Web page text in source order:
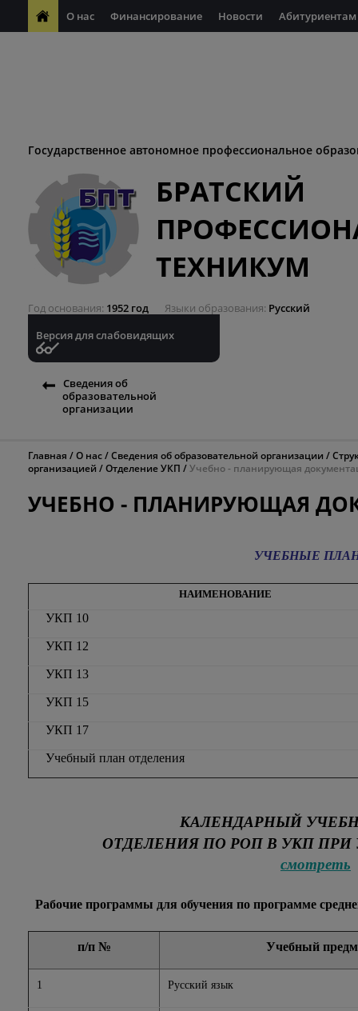
О нас Финансирование Новости Абитуриентам
Государственное автономное профессиональное
БРАТСКИЙ
ТЕХНИКУМ
Год основания 1952 год Языки образования Русский
Версия для слабовидящих
Сведения об
образовательной
организации
Главная О нас Сведения об образовательной организации
организацией
Отделение УКП Учебно - планирующая
УЧЕБНО - ПЛАНИРУЮЩАЯ
УЧЕБНЫЕ
НАИМЕНОВАНИЕ
УКП 10
УКП 12
УКП 13
УКП 15
УКП 17
Учебный план отделения
КАЛЕНДАРНЫЙ
ОТДЕЛЕНИЯ ПО РОП В УКП ПРИ
смотреть
Рабочие программы для обучения по программе
п/п № Учебный
1 Русский язык